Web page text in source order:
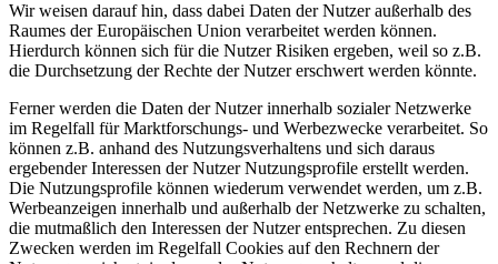
Wir weisen darauf hin, dass dabei Daten der Nutzer außerhalb des
Raumes der Europäischen Union verarbeitet werden können.
Hierdurch können sich für die Nutzer Risiken ergeben, weil so z.B.
die Durchsetzung der Rechte der Nutzer erschwert werden könnte.
Ferner werden die Daten der Nutzer innerhalb sozialer Netzwerke
im Regelfall für Marktforschungs- und Werbezwecke verarbeitet. So
können z.B. anhand des Nutzungsverhaltens und sich daraus
ergebender Interessen der Nutzer Nutzungsprofile erstellt werden.
Die Nutzungsprofile können wiederum verwendet werden, um z.B.
Werbeanzeigen innerhalb und außerhalb der Netzwerke zu schalten,
die mutmaßlich den Interessen der Nutzer entsprechen. Zu diesen
Zwecken werden im Regelfall Cookies auf den Rechnern der